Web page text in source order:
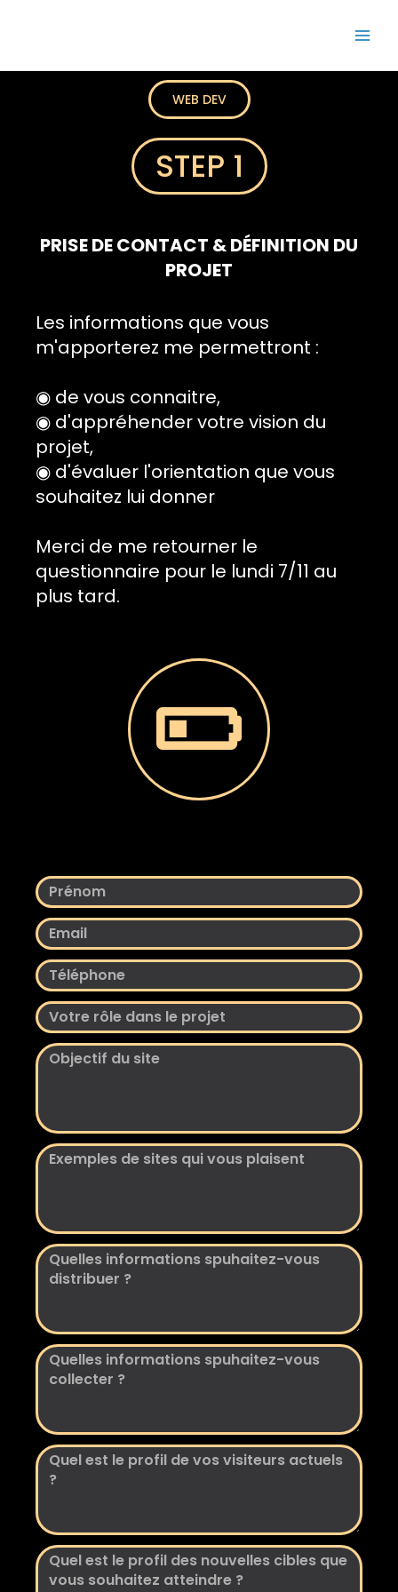
WEB DEV
STEP 1
PRISE DE CONTACT & DÉFINITION DU
PROJET
Les informations que vous
m'apporterez me permettront :
◉ de vous connaitre,
◉ d'appréhender votre vision du
projet,
◉ d'évaluer l'orientation que vous
souhaitez lui donner
Merci de me retourner le
questionnaire pour le lundi 7/11 au
plus tard.
Prénom
Email
Téléphone
Votre
rôle
dans
le
Objectif
du
Exemples
de
qui
vous
plaisent
Quelles
informations
vous
distribuer
?
Quelles
informations
vous
collecter
?
Quel
est
profil
de
vos
visiteurs
Quel
est